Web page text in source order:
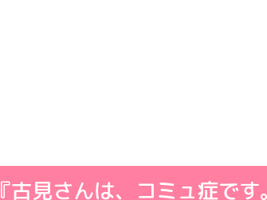
『古見さんは、コミュ症で